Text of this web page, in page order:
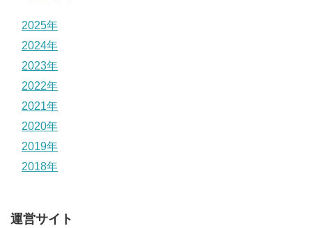
2025年
2024年
2023年
2022年
2021年
2020年
2019年
2018年
運営サイト